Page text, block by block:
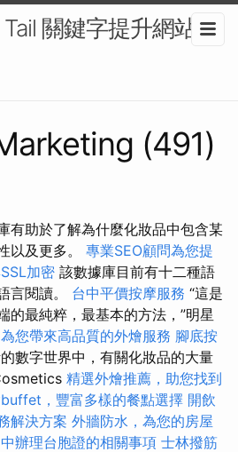
關鍵字提升網站
(491)
有助於了解為什麼化妝品中包含某
以及更多。 專業SEO顧問為您提
加密 該數據庫目前有十二種語
言閱讀。 台中平價按摩服務 “這是
的最純粹，最基本的方法，”明星
您帶來高品質的外燴服務 腳底按
數字世界中，有關化妝品的大量
精選外燴推薦，助您找到
，豐富多樣的餐點選擇 開飲
解決方案 外牆防水，為您的房屋
辦理台胞證的相關事項 士林撥筋